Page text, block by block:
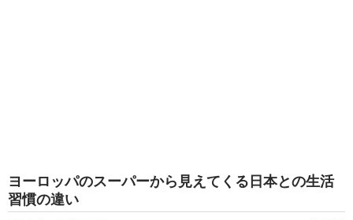
ヨーロッパのスーパーから見えてくる日本との生活
習慣の違い